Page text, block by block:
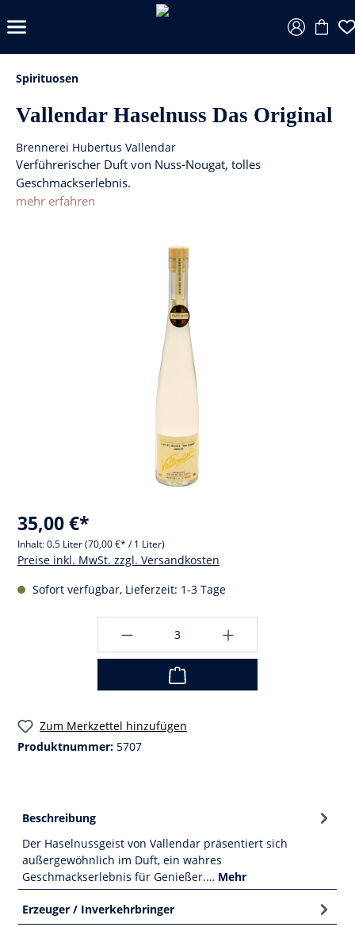
Spirituosen
Vallendar Haselnuss Das Original
Brennerei Hubertus Vallendar
Verführerischer Duft von Nuss-Nougat, tolles
Geschmackserlebnis.
mehr erfahren
35,00 €*
Inhalt:0.5 Liter(70,00 €* / 1 Liter)
Preise inkl. MwSt. zzgl. Versandkosten
Sofort verfügbar, Lieferzeit: 1-3 Tage
Zum Merkzettel hinzufügen
Produktnummer: 5707
Beschreibung
Der Haselnussgeist von Vallendar präsentiert sich
außergewöhnlich im Duft, ein wahres
Geschmackserlebnis für Genießer.… Mehr
Erzeuger / Inverkehrbringer